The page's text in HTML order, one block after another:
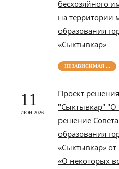
бесхозяйного
на территории
образования
«Сыктывкар»
НЕЗАВИСИМАЯ ...
11
ИЮН 2026
Проект
"Сыктывкар" "О
решение
образования
«Сыктывкар»
«О некоторых